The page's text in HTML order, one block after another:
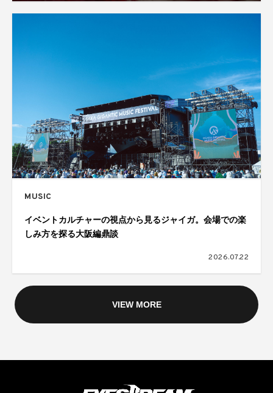
MUSIC
イベントカルチャーの視点から見るジャイガ。会場での楽
しみ方を探る大阪編鼎談
2026.07.22
VIEW MORE